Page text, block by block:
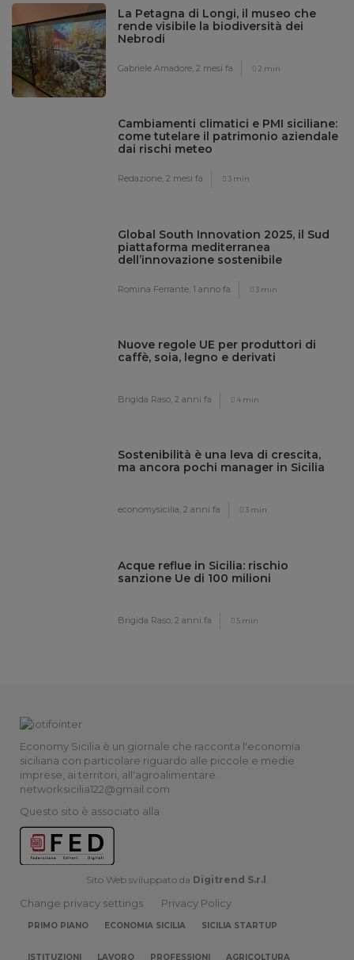
La Petagna di Longi, il museo che
rende visibile la biodiversità dei
Nebrodi
Gabriele Amadore,2 mesi fa 2 min
Cambiamenti climatici e PMI siciliane:
come tutelare il patrimonio aziendale
dai rischi meteo
Redazione,2 mesi fa 3 min
Global South Innovation 2025, il Sud
piattaforma mediterranea
dell’innovazione sostenibile
Romina Ferrante,1 anno fa 3 min
Nuove regole UE per produttori di
caffè, soia, legno e derivati
Brigida Raso,2 anni fa 4 min
Sostenibilità è una leva di crescita,
ma ancora pochi manager in Sicilia
economysicilia,2 anni fa 3 min
Acque reflue in Sicilia: rischio
sanzione Ue di 100 milioni
Brigida Raso,2 anni fa 5 min
Economy Sicilia è un giornale che racconta l'economia
siciliana con particolare riguardo alle piccole e medie
imprese, ai territori, all'agroalimentare.
networksicilia122@gmail.com
Questo sito è associato alla
Sito Web sviluppato da Digitrend S.r.l .
Change privacy settings Privacy Policy
PRIMO PIANO ECONOMIA SICILIA SICILIA STARTUP
ISTITUZIONI LAVORO PROFESSIONI AGRICOLTURA